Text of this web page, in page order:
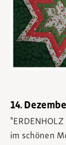
14.
im schönen